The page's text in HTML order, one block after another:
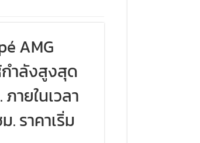
มเหนือระดับในเส้นทางประเทศจีน – เวียดนาม
PEAK” ระยะทางรวมกว่า 250 กิโลเมตร
กับทริปดีต่อใจ
ลุย’ กับคอนเสิร์ตสุดยิ่งใหญ่ ของมนต์แคน แก่นคูน
AMG
ำลังสูงสุด
ายในเวลา
. ราคาเริ่ม